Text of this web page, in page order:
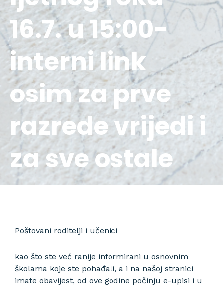
16.7. u 15:00-
interni link
osim za prve
razrede vrijedi i
za sve ostale
Poštovani roditelji i učenici
kao što ste već ranije informirani u osnovnim
školama koje ste pohađali, a i na našoj stranici
imate obavijest, od ove godine počinju e-upisi i u